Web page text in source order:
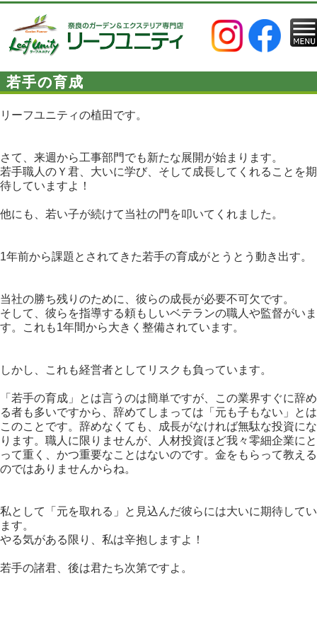
若手の育成
リーフユニティの植田です。
さて、来週から工事部門でも新たな展開が始まります。
若手職人のＹ君、大いに学び、そして成長してくれることを期
待していますよ！
他にも、若い子が続けて当社の門を叩いてくれました。
1年前から課題とされてきた若手の育成がとうとう動き出す。
当社の勝ち残りのために、彼らの成長が必要不可欠です。
そして、彼らを指導する頼もしいベテランの職人や監督がいま
す。これも1年間から大きく整備されています。
しかし、これも経営者としてリスクも負っています。
「若手の育成」とは言うのは簡単ですが、この業界すぐに辞め
る者も多いですから、辞めてしまっては「元も子もない」とは
このことです。辞めなくても、成長がなければ無駄な投資にな
ります。職人に限りませんが、人材投資ほど我々零細企業にと
って重く、かつ重要なことはないのです。金をもらって教える
のではありませんからね。
私として「元を取れる」と見込んだ彼らには大いに期待してい
ます。
やる気がある限り、私は辛抱しますよ！
若手の諸君、後は君たち次第ですよ。